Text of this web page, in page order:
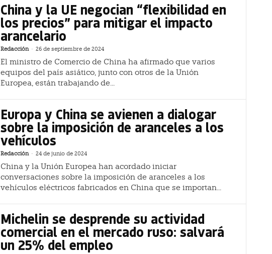
China y la UE negocian “flexibilidad en
los precios” para mitigar el impacto
arancelario
Redacción - 26 de septiembre de 2024
El ministro de Comercio de China ha afirmado que varios
equipos del país asiático, junto con otros de la Unión
Europea, están trabajando de...
Europa y China se avienen a dialogar
sobre la imposición de aranceles a los
vehículos
Redacción - 24 de junio de 2024
China y la Unión Europea han acordado iniciar
conversaciones sobre la imposición de aranceles a los
vehículos eléctricos fabricados en China que se importan...
Michelin se desprende su actividad
comercial en el mercado ruso: salvará
un 25% del empleo